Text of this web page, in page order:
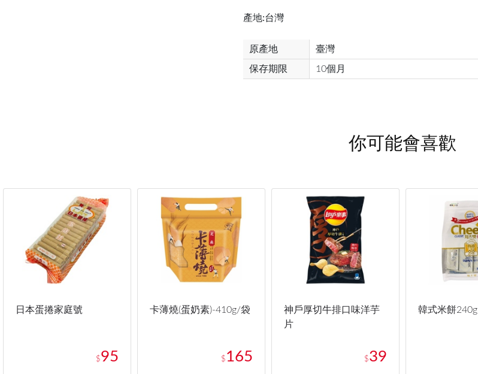
產地:台灣
原產地 臺灣
保存期限 10個月
你可能會喜歡
日本蛋捲家庭號
$95
卡薄燒(蛋奶素)-410g/袋
$ 165
神戶厚切牛排口味洋芋
片
$39
韓式米餅240g